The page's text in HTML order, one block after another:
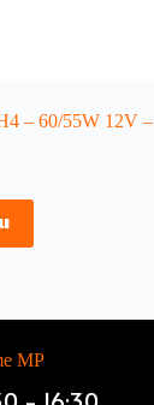
– 60/55W 12V –
MP